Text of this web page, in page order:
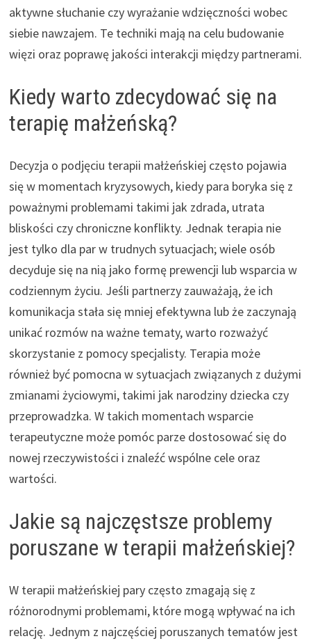
aktywne słuchanie czy wyrażanie wdzięczności wobec
siebie nawzajem. Te techniki mają na celu budowanie
więzi oraz poprawę jakości interakcji między partnerami.
Kiedy warto zdecydować się na
terapię małżeńską?
Decyzja o podjęciu terapii małżeńskiej często pojawia
się w momentach kryzysowych, kiedy para boryka się z
poważnymi problemami takimi jak zdrada, utrata
bliskości czy chroniczne konflikty. Jednak terapia nie
jest tylko dla par w trudnych sytuacjach; wiele osób
decyduje się na nią jako formę prewencji lub wsparcia w
codziennym życiu. Jeśli partnerzy zauważają, że ich
komunikacja stała się mniej efektywna lub że zaczynają
unikać rozmów na ważne tematy, warto rozważyć
skorzystanie z pomocy specjalisty. Terapia może
również być pomocna w sytuacjach związanych z dużymi
zmianami życiowymi, takimi jak narodziny dziecka czy
przeprowadzka. W takich momentach wsparcie
terapeutyczne może pomóc parze dostosować się do
nowej rzeczywistości i znaleźć wspólne cele oraz
wartości.
Jakie są najczęstsze problemy
poruszane w terapii małżeńskiej?
W terapii małżeńskiej pary często zmagają się z
różnorodnymi problemami, które mogą wpływać na ich
relację. Jednym z najczęściej poruszanych tematów jest